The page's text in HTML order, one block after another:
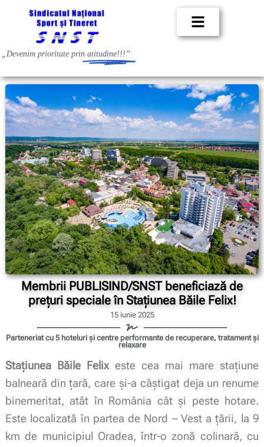
„Devenim prioritate prin atitudine!!!”
Membrii PUBLISIND/SNST beneficiază de
prețuri speciale în Stațiunea Băile Felix!
15 iunie 2025
Parteneriat cu 5 hoteluri și centre performante de recuperare, tratament și
relaxare
Staţiunea Băile Felixeste cea mai mare stațiune
balneară din ţară, care şi-a câştigat deja un renume
binemeritat, atât în România cât şi peste hotare.
Este localizată în partea de Nord – Vest a ţării, la 9
km de municipiul Oradea, într-o zonă colinară, cu